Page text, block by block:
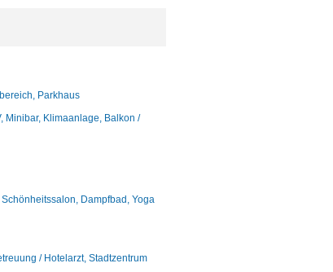
Parkhaus
Minibar, Klimaanlage, Balkon /
Dampfbad, Yoga
/ Hotelarzt, Stadtzentrum